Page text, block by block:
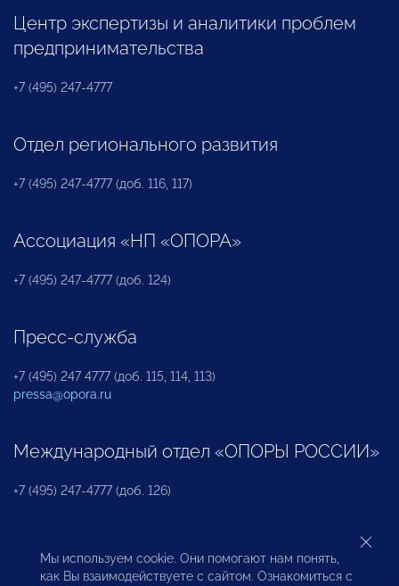
Центр экспертизы и аналитики проблем
предпринимательства
+7 (495) 247-4777
Отдел регионального развития
+7 (495) 247-4777 (доб. 116, 117)
Ассоциация «НП «ОПОРА»
+7 (495) 247-4777 (доб. 124)
Пресс-служба
+7 (495) 247 4777 (доб. 115, 114, 113)
pressa@opora.ru
Международный отдел «ОПОРЫ РОССИИ»
+7 (495) 247-4777 (доб. 126)
Бюро по защите прав предпринимателей и
инвесторов
Мы используем cookie. Они помогают нам понять,
как Вы взаимодействуете с сайтом. Ознакомиться с